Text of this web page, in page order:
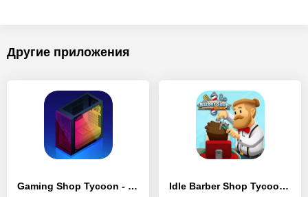
Другие приложения
Gaming Shop Tycoon - Idle Game Idle Barber Shop Tycoon – Экономический симулятор